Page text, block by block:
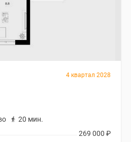
4 квартал 2028
20 мин.
269 000 ₽